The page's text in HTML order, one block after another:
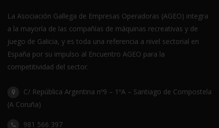
La Asociación Gallega de Empresas Operadoras (AGEO) integra
a la mayoría de las compañías de máquinas recreativas y de
juego de Galicia, y es toda una referencia a nivel sectorial en
España por su impulso al Encuentro AGEO para la
competitividad del sector.
C/ República Argentina nº9 – 1ºA – Santiago de Compostela
(A Coruña)
981 566 397